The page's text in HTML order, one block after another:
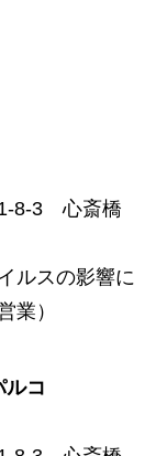
1-8-3 心斎橋
ルスの影響に
業）
ルコ